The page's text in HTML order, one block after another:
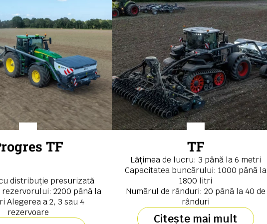
TF
distribuție presurizată
2200 până la
Alegerea a 2, 3 sau 4
rezervoare
TF
Lățimea de lucru: 3 până la 6 metri
Capacitatea buncărului: 1000 până la
1800 litri
Numărul de rânduri: 20 până la 40 de
rânduri
Citește mai mult